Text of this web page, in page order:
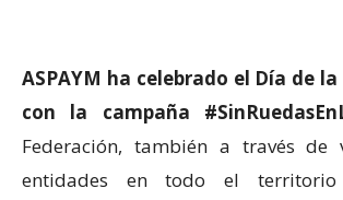
ASPAYM ha celebrado el Día de
con la campaña
Federación, también a través de
entidades en todo el territorio